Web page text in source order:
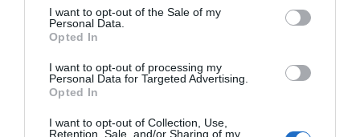
consent section.
I want to opt-out of the Sale of my
Personal Data.
Opted In
I want to opt-out of processing my
Personal Data for Targeted Advertising.
Opted In
I want to opt-out of Collection, Use,
Retention, Sale, and/or Sharing of my
21.01.2023 - 16:37